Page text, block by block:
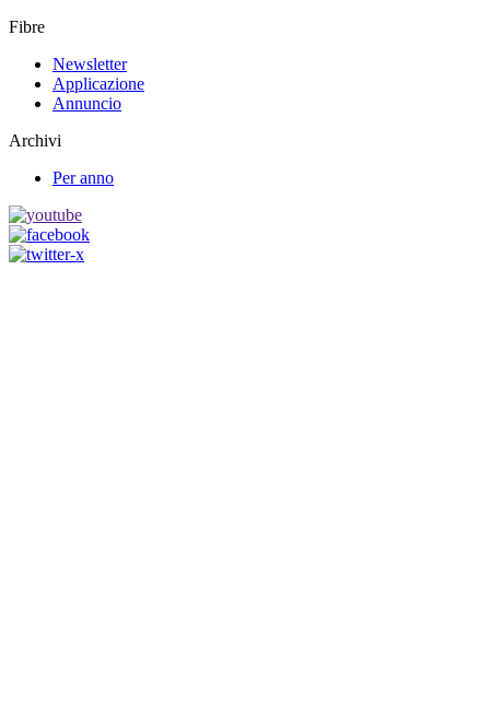
Fibre
Newsletter
Applicazione
Annuncio
Archivi
Per anno